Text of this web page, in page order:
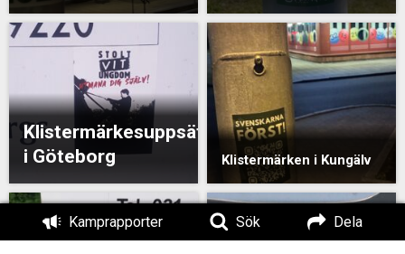
Kamprapporter Sök Dela
Klistermärkesuppsättning
i Göteborg
Klistermärken i Kungälv